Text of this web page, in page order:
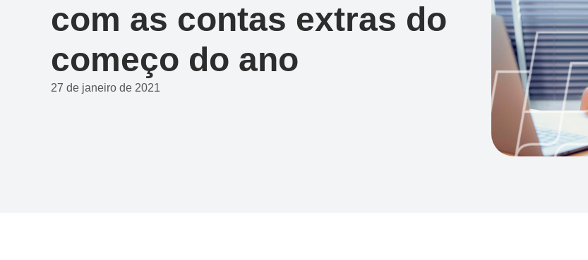
com as contas extras do
começo do ano
27 de janeiro de 2021